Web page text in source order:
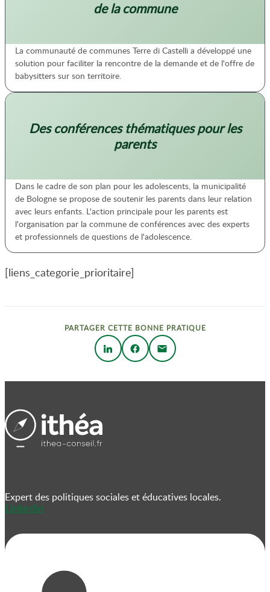
de la commune
La communauté de communes Terre di Castelli a développé une
solution pour faciliter la rencontre de la demande et de l'offre de
babysitters sur son territoire.
Des conférences thématiques pour les
parents
Dans le cadre de son plan pour les adolescents, la municipalité
de Bologne se propose de soutenir les parents dans leur relation
avec leurs enfants. L'action principale pour les parents est
l'organisation par la commune de conférences avec des experts
et professionnels de questions de l'adolescence.
[liens_categorie_prioritaire]
PARTAGER CETTE BONNE PRATIQUE
Expert des politiques sociales et éducatives locales.
Linkedin